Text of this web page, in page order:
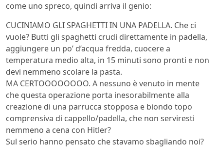
come uno spreco, quindi arriva il genio:
CUCINIAMO GLI SPAGHETTI IN UNA PADELLA. Che ci
vuole? Butti gli spaghetti crudi direttamente in padella,
aggiungere un po’ d’acqua fredda, cuocere a
temperatura medio alta, in 15 minuti sono pronti e non
devi nemmeno scolare la pasta.
MA CERTOOOOOOOO. A nessuno è venuto in mente
che questa operazione porta inesorabilmente alla
creazione di una parrucca stopposa e biondo topo
comprensiva di cappello/padella, che non serviresti
nemmeno a cena con Hitler?
Sul serio hanno pensato che stavamo sbagliando noi?